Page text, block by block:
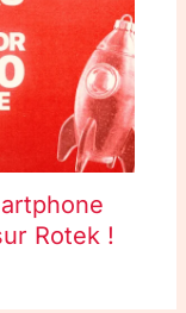
Rotek !